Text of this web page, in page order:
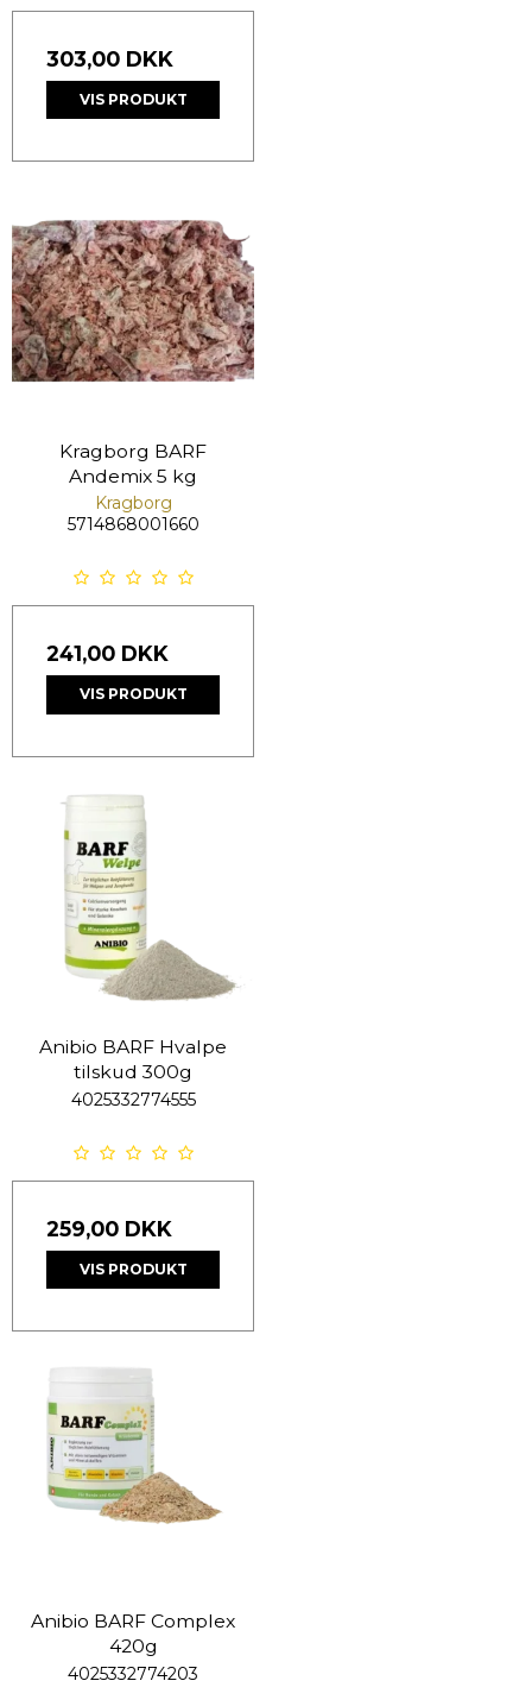
303,00 DKK
VIS PRODUKT
Kragborg BARF
Andemix 5 kg
Kragborg
5714868001660
241,00 DKK
VIS PRODUKT
Anibio BARF Hvalpe
tilskud 300g
4025332774555
259,00 DKK
VIS PRODUKT
Anibio BARF Complex
420g
4025332774203